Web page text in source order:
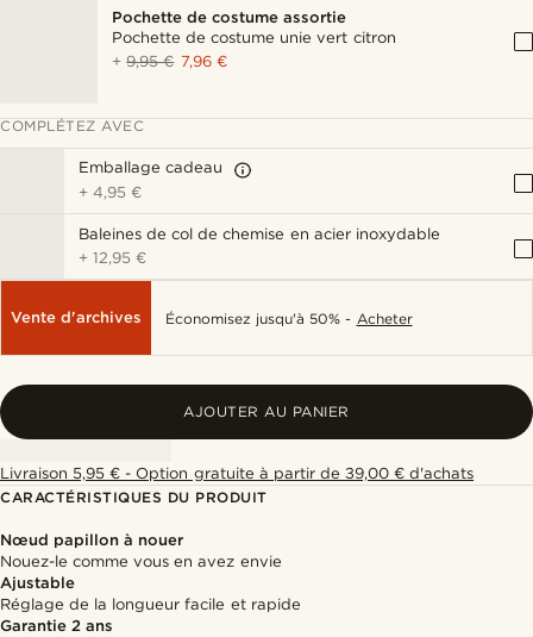
Pochette de costume assortie
Pochette de costume unie vert citron
+9,95 € 7,96 €
COMPLÉTEZ AVEC
Emballage cadeau
+4,95 €
Baleines de col de chemise en acier inoxydable
+12,95 €
Vente d'archives Économisez jusqu'à 50% - Acheter
AJOUTER AU PANIER
Livraison 5,95 € - Option gratuite à partir de 39,00 € d'achats
CARACTÉRISTIQUES DU PRODUIT
Nœud papillon à nouer
Nouez-le comme vous en avez envie
Ajustable
Réglage de la longueur facile et rapide
Garantie 2 ans